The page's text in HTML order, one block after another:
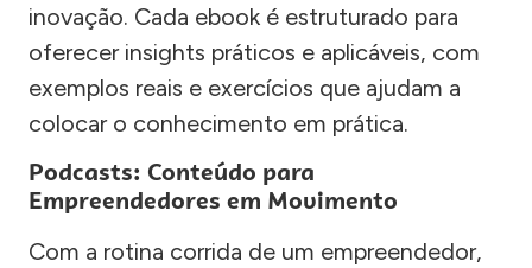
inovação. Cada ebook é estruturado para
oferecer insights práticos e aplicáveis, com
exemplos reais e exercícios que ajudam a
colocar o conhecimento em prática.
Podcasts: Conteúdo para
Empreendedores em Movimento
Com a rotina corrida de um empreendedor,